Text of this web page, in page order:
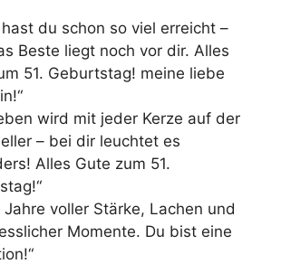
hast du schon so viel erreicht –
Beste liegt noch vor dir. Alles
51. Geburtstag! meine liebe
wird mit jeder Kerze auf der
– bei dir leuchtet es
Alles Gute zum 51.
Jahre voller Stärke, Lachen und
Momente. Du bist eine